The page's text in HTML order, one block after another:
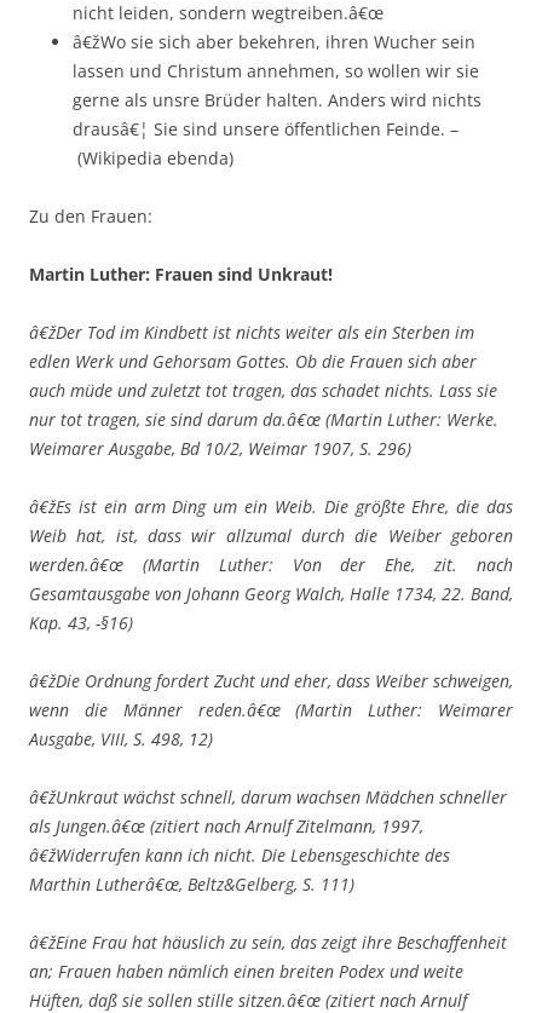
nicht leiden, sondern wegtreiben.â€œ
â€žWo sie sich aber bekehren, ihren Wucher sein
lassen und Christum annehmen, so wollen wir sie
gerne als unsre Brüder halten. Anders wird nichts
drausâ€¦ Sie sind unsere öffentlichen Feinde. –
(Wikipedia ebenda)
Zu den Frauen:
Martin Luther: Frauen sind Unkraut!
â€žDer Tod im Kindbett ist nichts weiter als ein Sterben im
edlen Werk und Gehorsam Gottes. Ob die Frauen sich aber
auch müde und zuletzt tot tragen, das schadet nichts. Lass sie
nur tot tragen, sie sind darum da.â€œ (Martin Luther: Werke.
Weimarer Ausgabe, Bd 10/2, Weimar 1907, S. 296)
â€žEs ist ein arm Ding um ein Weib. Die größte Ehre, die das
Weib hat, ist, dass wir allzumal durch die Weiber geboren
werden.â€œ (Martin Luther: Von der Ehe, zit. nach
Gesamtausgabe von Johann Georg Walch, Halle 1734, 22. Band,
Kap. 43, -§16)
â€žDie Ordnung fordert Zucht und eher, dass Weiber schweigen,
wenn die Männer reden.â€œ (Martin Luther: Weimarer
Ausgabe, VIII, S. 498, 12)
â€žUnkraut wächst schnell, darum wachsen Mädchen schneller
als Jungen.â€œ (zitiert nach Arnulf Zitelmann, 1997,
â€žWiderrufen kann ich nicht. Die Lebensgeschichte des
Marthin Lutherâ€œ, Beltz&Gelberg, S. 111)
â€žEine Frau hat häuslich zu sein, das zeigt ihre Beschaffenheit
an; Frauen haben nämlich einen breiten Podex und weite
Hüften, daß sie sollen stille sitzen.â€œ (zitiert nach Arnulf